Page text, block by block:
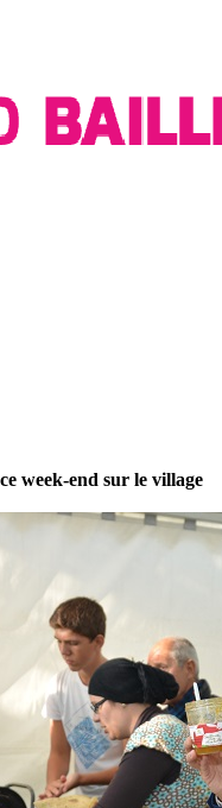
week-end sur le village